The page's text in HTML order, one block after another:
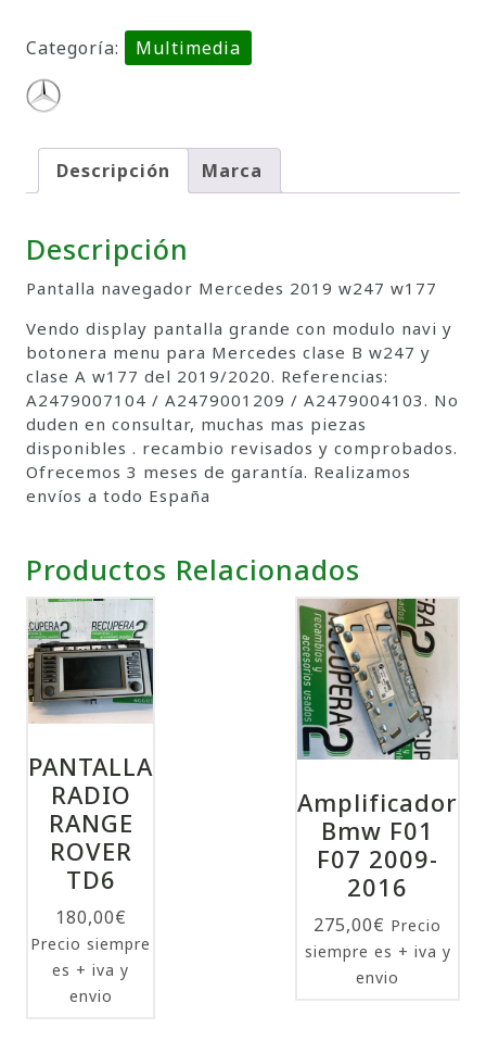
Categoría: Multimedia
Descripción Marca
Descripción
Pantalla navegador Mercedes 2019 w247 w177
Vendo display pantalla grande con modulo navi y
botonera menu para Mercedes clase B w247 y
clase A w177 del 2019/2020. Referencias:
A2479007104 / A2479001209 / A2479004103. No
duden en consultar, muchas mas piezas
disponibles . recambio revisados y comprobados.
Ofrecemos 3 meses de garantía. Realizamos
envíos a todo España
Productos Relacionados
PANTALLA
RADIO
RANGE
ROVER
TD6
180,00€
Precio siempre
es + iva y
envio
Amplificador
Bmw F01
F07 2009-
2016
275,00€ Precio
siempre es + iva y
envio